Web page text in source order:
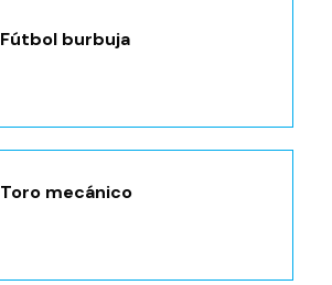
Fútbol burbuja
Toro mecánico